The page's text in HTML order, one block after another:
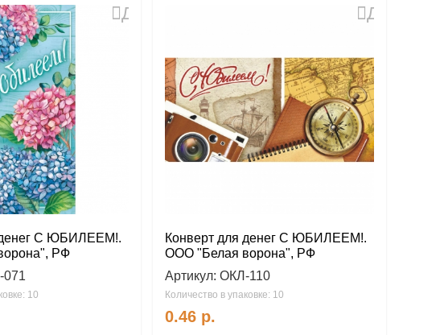
Добавить
денег С ЮБИЛЕЕМ!.
РФ
10
Добавить
Конверт для денег С ЮБИЛЕЕМ!.
ООО "Белая ворона", РФ
Артикул: ОКЛ-110
Количество в упаковке: 10
0.46 р.